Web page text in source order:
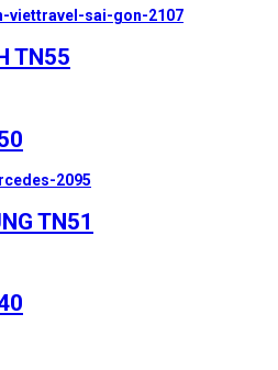
TN55
TN51